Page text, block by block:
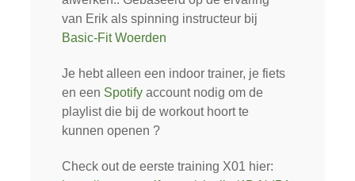
van Erik als spinning instructeur bij
Basic-Fit Woerden
Je hebt alleen een indoor trainer, je fiets
en een Spotify account nodig om de
playlist die bij de workout hoort te
kunnen openen ?
Check out de eerste training X01 hier: